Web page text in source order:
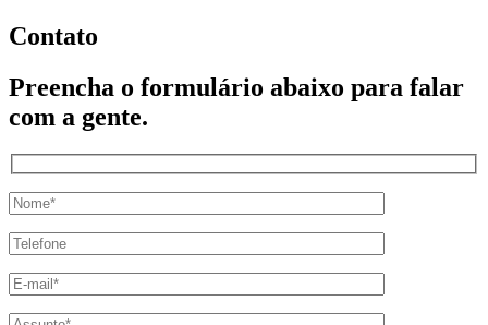
Contato
Preencha o formulário abaixo para falar
com a gente.